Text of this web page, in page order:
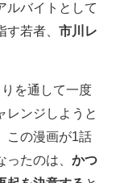
ルバイトとして
若者、 市川レ
を通して一度
レンジしようと
この漫画が1話
たのは、 かつ